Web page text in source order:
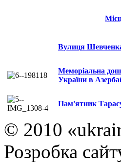
Вулиця
Меморіальна
України в
Пам'ятник
© 2010
Розробка